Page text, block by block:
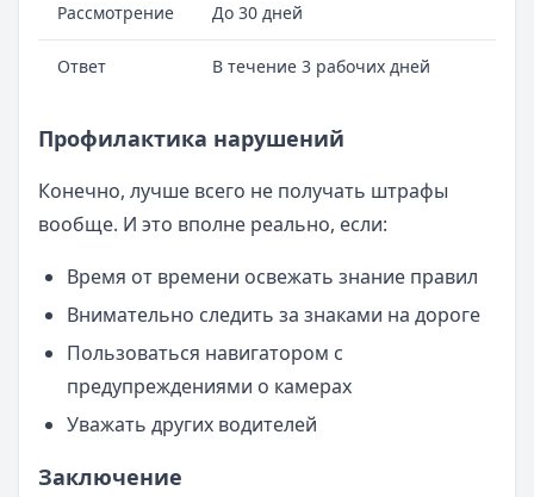
Рассмотрение До 30 дней
Ответ В течение 3 рабочих дней
Профилактика нарушений
Конечно, лучше всего не получать штрафы
вообще. И это вполне реально, если:
Время от времени освежать знание правил
Внимательно следить за знаками на дороге
Пользоваться навигатором с
предупреждениями о камерах
Уважать других водителей
Заключение